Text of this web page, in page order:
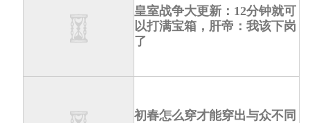
皇室战争大更新：12分钟就可
以打满宝箱，肝帝：我该下岗
了
初春怎么穿才能穿出与众不同